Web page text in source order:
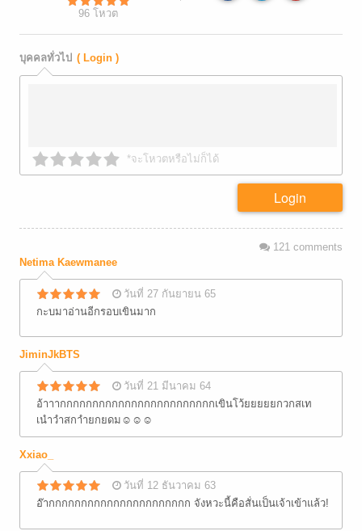
96 โหวต
บุคคลทั่วไป ( Login )
*จะโหวตหรือไม่ก็ได้
Login
121comments
Netima Kaewmanee
วันที่ 27 กันยายน 65
กะบมาอ่านอีกรอบเขินมาก
JiminJkBTS
วันที่ 21 มีนาคม 64
อ้าาากกกกกกกกกกกกกกกกกกกกกกกกเขินโว้ยยยยยกวกสเท
เนำวำสกาำยกยดม☺☺☺
Xxiao_
วันที่ 12 ธันวาคม 63
อ๊ากกกกกกกกกกกกกกกกกกกกกก จังหวะนี้คือสั่นเป็นเจ้าเข้าแล้ว!